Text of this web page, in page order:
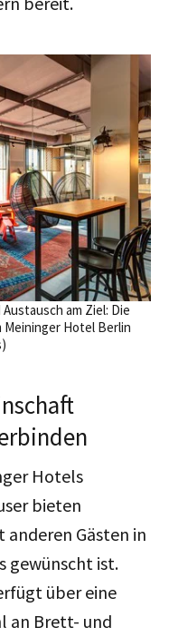
am Ziel: Die
Meininger Hotel Berlin
Hotels
bieten
Gästen in
gewünscht ist.
über eine
an Brett- und